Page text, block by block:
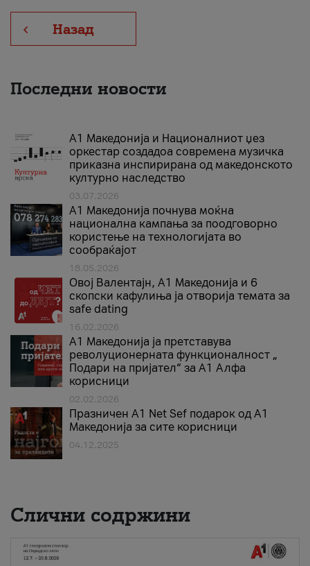
Назад
Последни новости
А1 Македонија и Националниот џез
оркестар создадоа современа музичка
приказна инспирирана од македонското
културно наследство
03.07.2026
A1 Македонија почнува моќна
национална кампања за поодговорно
користење на технологијата во
сообраќајот
18.05.2026
Овој Валентајн, A1 Македонија и 6
скопски кафулиња ја отворија темата за
safe dating
16.02.2026
А1 Македонија ја претставува
револуционерната функционалност „
Подари на пријател“ за А1 Алфа
корисници
02.02.2026
Празничен A1 Net Sеf подарок од А1
Македонија за сите корисници
04.12.2025
Слични содржини